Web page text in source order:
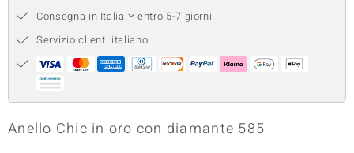
Consegna in Italia
entro 5-7 giorni
Servizio clienti italiano
Anello Chic in oro con diamante 585